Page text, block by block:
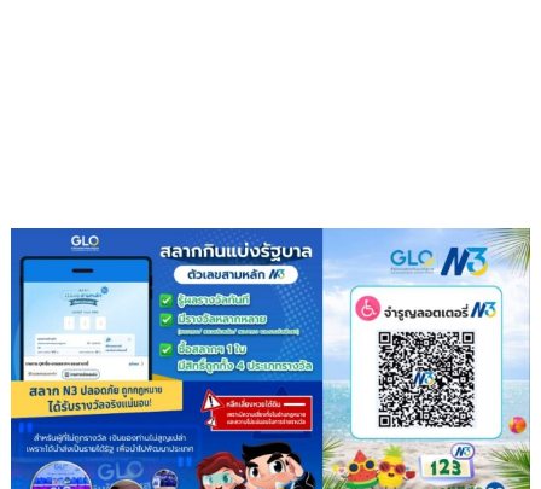
Healthy
school)
เสริม
ความ
เยาวชน
จัดการ
สิ่ง
แวดล้อม
ปลอดภัย